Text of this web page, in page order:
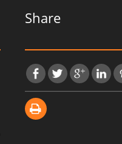
Share